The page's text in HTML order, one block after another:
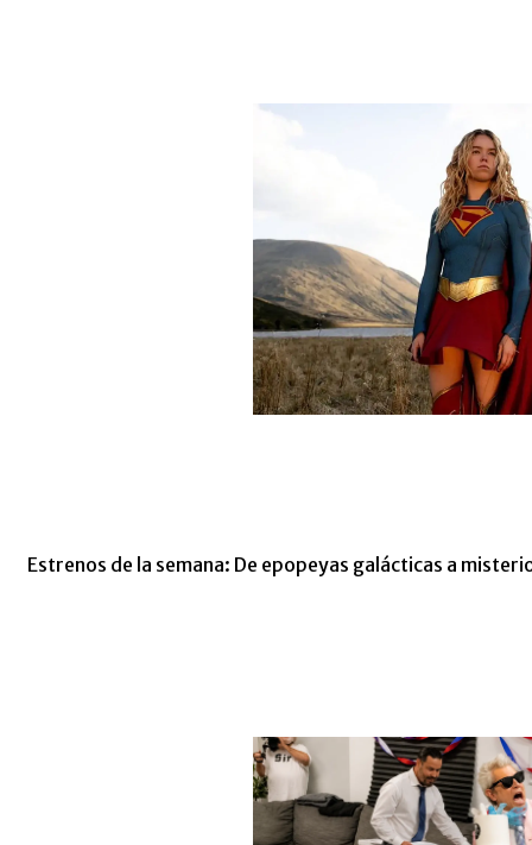
Estrenos de la semana: De epopeyas galácticas a